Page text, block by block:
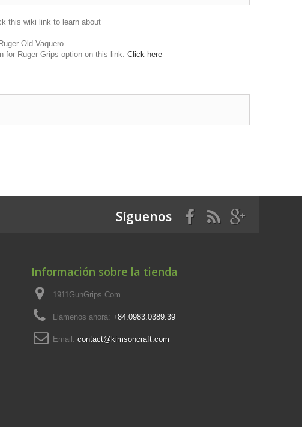
this wiki link to learn about
Old Vaquero.
for Ruger Grips option on this link: Click here
Síguenos
Información sobre la tienda
1911GunGrips.Com
Llámenos ahora: +84.0983.0389.39
Email: contact@kimsoncraft.com